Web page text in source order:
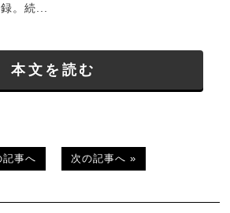
。続...
本文を読む
事へ 次の記事へ »